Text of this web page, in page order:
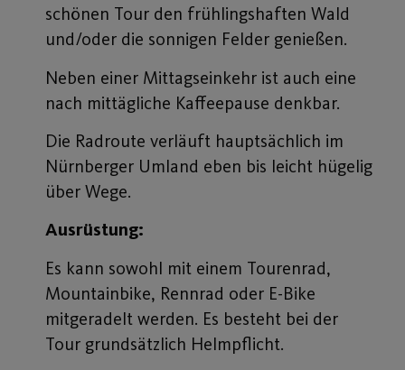
schönen Tour den frühlingshaften Wald
und/oder die sonnigen Felder genießen.
Neben einer Mittagseinkehr ist auch eine
nach mittägliche Kaffeepause denkbar.
Die Radroute verläuft hauptsächlich im
Nürnberger Umland eben bis leicht hügelig
über Wege.
Ausrüstung:
Es kann sowohl mit einem Tourenrad,
Mountainbike, Rennrad oder E-Bike
mitgeradelt werden. Es besteht bei der
Tour grundsätzlich Helmpflicht.